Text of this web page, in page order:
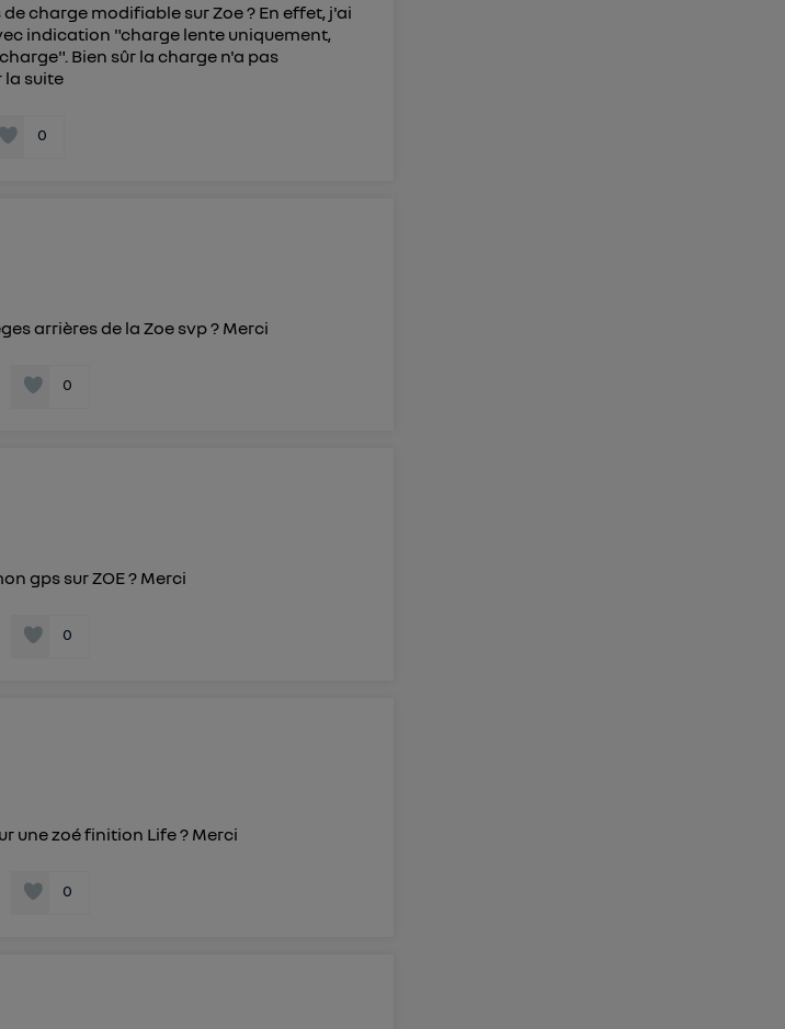
charge modifiable sur Zoe ? En effet, j'ai
indication "charge lente uniquement,
Bien sûr la charge n'a pas
la suite
0
arrières de la Zoe svp ? Merci
0
gps sur ZOE ? Merci
0
une zoé finition Life ? Merci
0